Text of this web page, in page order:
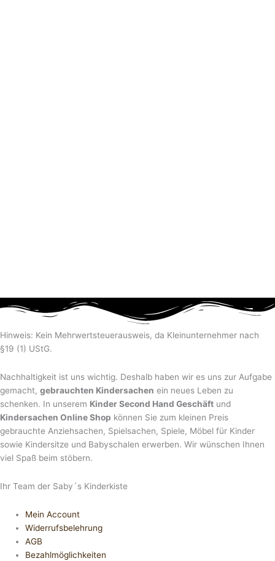
Hinweis: Kein Mehrwertsteuerausweis, da Kleinunternehmer nach
§19 (1) UStG.
Nachhaltigkeit ist uns wichtig. Deshalb haben wir es uns zur Aufgabe
gemacht, gebrauchten Kindersachen ein neues Leben zu
schenken. In unserem Kinder Second Hand Geschäft und
Kindersachen Online Shop können Sie zum kleinen Preis
gebrauchte Anziehsachen, Spiel­sachen, Spiele, Möbel für Kinder
sowie Kindersitze und Babyschalen erwerben. Wir wünschen Ihnen
viel Spaß beim stöbern.
Ihr Team der Saby´s Kinderkiste
Mein Account
Widerrufsbelehrung
AGB
Bezahlmöglichkeiten